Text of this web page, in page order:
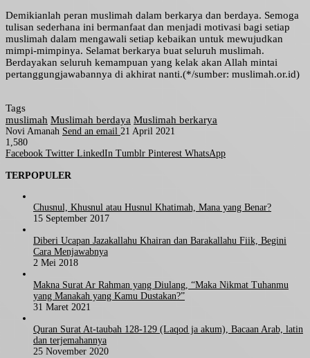
Demikianlah peran muslimah dalam berkarya dan berdaya. Semoga
tulisan sederhana ini bermanfaat dan menjadi motivasi bagi setiap
muslimah dalam mengawali setiap kebaikan untuk mewujudkan
mimpi-mimpinya. Selamat berkarya buat seluruh muslimah.
Berdayakan seluruh kemampuan yang kelak akan Allah mintai
pertanggungjawabannya di akhirat nanti.(*/sumber: muslimah.or.id)
Tags
muslimah Muslimah berdaya Muslimah berkarya
Novi Amanah Send an email 21 April 2021
1,580
Facebook Twitter LinkedIn Tumblr Pinterest WhatsApp
TERPOPULER
Chusnul, Khusnul atau Husnul Khatimah, Mana yang Benar?
15 September 2017
Diberi Ucapan Jazakallahu Khairan dan Barakallahu Fiik, Begini
Cara Menjawabnya
2 Mei 2018
Makna Surat Ar Rahman yang Diulang, “Maka Nikmat Tuhanmu
yang Manakah yang Kamu Dustakan?”
31 Maret 2021
Quran Surat At-taubah 128-129 (Laqod ja akum), Bacaan Arab, latin
dan terjemahannya
25 November 2020